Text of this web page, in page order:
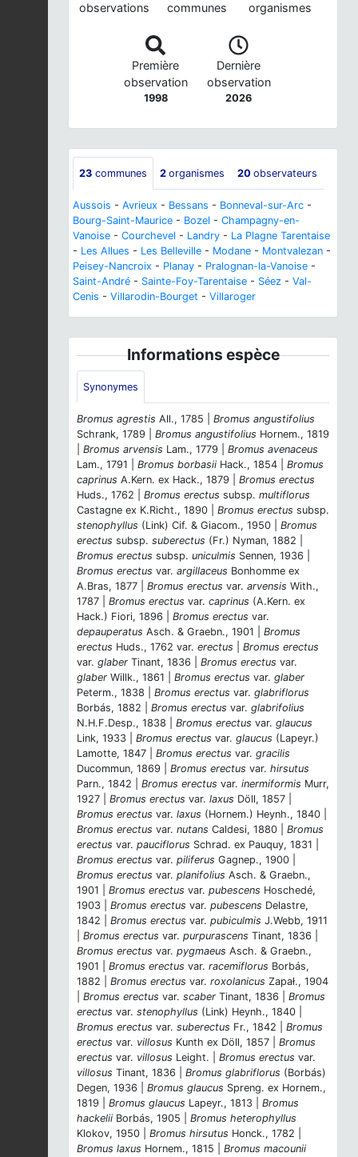
observations communes organismes
Première
observation
1998
Dernière
observation
2026
23 communes 2 organismes 20 observateurs
Aussois - Avrieux - Bessans - Bonneval-sur-Arc -
Bourg-Saint-Maurice - Bozel - Champagny-en-
Vanoise - Courchevel - Landry - La Plagne Tarentaise
- Les Allues - Les Belleville - Modane - Montvalezan -
Peisey-Nancroix - Planay - Pralognan-la-Vanoise -
Saint-André - Sainte-Foy-Tarentaise - Séez - Val-
Cenis - Villarodin-Bourget - Villaroger
Informations espèce
Synonymes
Bromus agrestis All., 1785 | Bromus angustifolius
Schrank, 1789 | Bromus angustifolius Hornem., 1819
Bromus arvensis Lam., 1779 | Bromus avenaceus
Lam., 1791 | Bromus borbasii Hack., 1854 | Bromus
caprinus A.Kern. ex Hack., 1879 | Bromus erectus
Huds., 1762 | Bromus erectus subsp. multiflorus
Castagne ex K.Richt., 1890 | Bromus erectus subsp.
stenophyllus (Link) Cif. & Giacom., 1950 | Bromus
erectus subsp. suberectus (Fr.) Nyman, 1882 |
Bromus erectus subsp. uniculmis Sennen, 1936 |
Bromus erectus var. argillaceus Bonhomme ex
A.Bras, 1877 | Bromus erectus var. arvensis With.,
1787 | Bromus erectus var. caprinus (A.Kern. ex
Hack.) Fiori, 1896 | Bromus erectus var.
depauperatus Asch. & Graebn., 1901 | Bromus
erectus Huds., 1762 var. erectus
Bromus erectus
var. glaber Tinant, 1836 | Bromus erectus var.
glaber Willk., 1861 | Bromus erectus var. glaber
Peterm., 1838 | Bromus erectus var. glabriflorus
Borbás, 1882 | Bromus erectus var. glabrifolius
N.H.F.Desp., 1838 | Bromus erectus var. glaucus
Link, 1933 | Bromus erectus var. glaucus (Lapeyr.)
Lamotte, 1847 | Bromus erectus var. gracilis
Ducommun, 1869 | Bromus erectus var. hirsutus
Parn., 1842 | Bromus erectus var. inermiformis Murr,
1927 | Bromus erectus var. laxus Döll, 1857 |
Bromus erectus var. laxus (Hornem.) Heynh., 1840 |
Bromus erectus var. nutans Caldesi, 1880 | Bromus
erectus var. pauciflorus Schrad. ex Pauquy, 1831 |
Bromus erectus var. piliferus Gagnep., 1900 |
Bromus erectus var. planifolius Asch. & Graebn.,
1901 | Bromus erectus var. pubescens Hoschedé,
1903 | Bromus erectus var. pubescens Delastre,
1842 | Bromus erectus var. pubiculmis J.Webb, 1911
Bromus erectus var. purpurascens Tinant, 1836 |
Bromus erectus var. pygmaeus Asch. & Graebn.,
1901 | Bromus erectus var. racemiflorus Borbás,
1882 | Bromus erectus var. roxolanicus Zapał., 1904
Bromus erectus var. scaber Tinant, 1836 | Bromus
erectus var. stenophyllus (Link) Heynh., 1840 |
Bromus erectus var. suberectus Fr., 1842 | Bromus
erectus var. villosus Kunth ex Döll, 1857 | Bromus
erectus var. villosus Leight. | Bromus erectus var.
villosus Tinant, 1836 | Bromus glabriflorus (Borbás)
Degen, 1936 | Bromus glaucus Spreng. ex Hornem.,
1819 | Bromus glaucus Lapeyr., 1813 | Bromus
hackelii Borbás, 1905 | Bromus heterophyllus
Klokov, 1950 | Bromus hirsutus Honck., 1782 |
Bromus laxus Hornem., 1815 | Bromus macounii